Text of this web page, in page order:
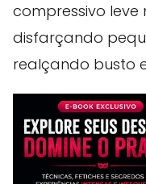
compressivo leve
disfarçando
realçando busto